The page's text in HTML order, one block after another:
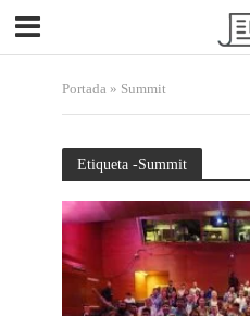
Portada» Summit
Etiqueta -Summit